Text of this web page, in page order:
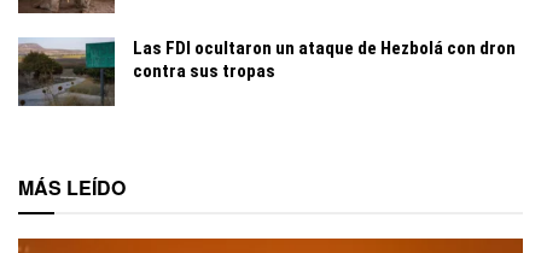
Las FDI ocultaron un ataque de Hezbolá con dron
contra sus tropas
MÁS LEÍDO